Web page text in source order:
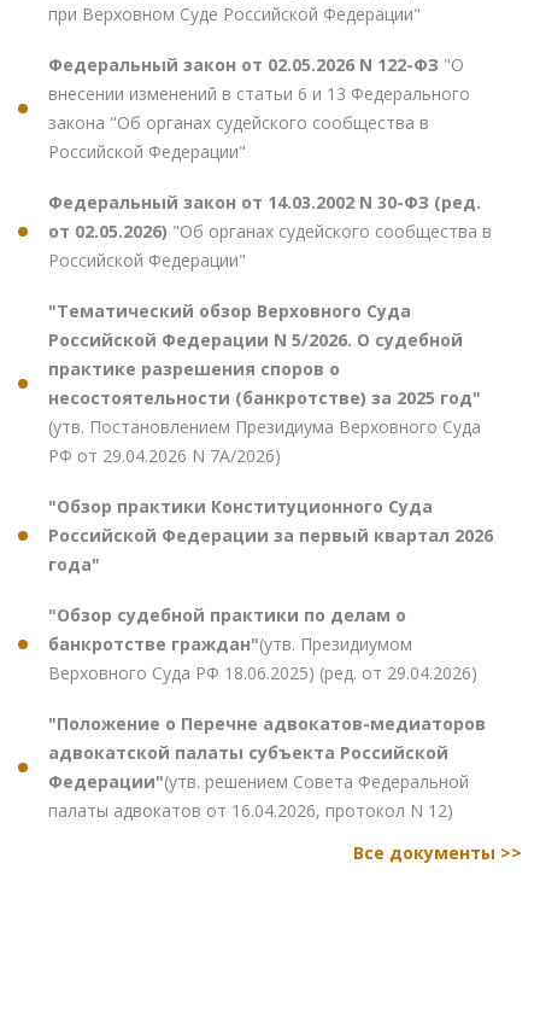
при Верховном Суде Российской Федерации"
Федеральный закон от 02.05.2026 N 122-ФЗ "О
внесении изменений в статьи 6 и 13 Федерального
закона "Об органах судейского сообщества в
Российской Федерации"
Федеральный закон от 14.03.2002 N 30-ФЗ (ред.
от 02.05.2026) "Об органах судейского сообщества в
Российской Федерации"
"Тематический обзор Верховного Суда
Российской Федерации N 5/2026. О судебной
практике разрешения споров о
несостоятельности (банкротстве) за 2025 год"
(утв. Постановлением Президиума Верховного Суда
РФ от 29.04.2026 N 7А/2026)
"Обзор практики Конституционного Суда
Российской Федерации за первый квартал 2026
года"
"Обзор судебной практики по делам о
банкротстве граждан"(утв. Президиумом
Верховного Суда РФ 18.06.2025) (ред. от 29.04.2026)
"Положение о Перечне адвокатов-медиаторов
адвокатской палаты субъекта Российской
Федерации"(утв. решением Совета Федеральной
палаты адвокатов от 16.04.2026, протокол N 12)
Все документы >>